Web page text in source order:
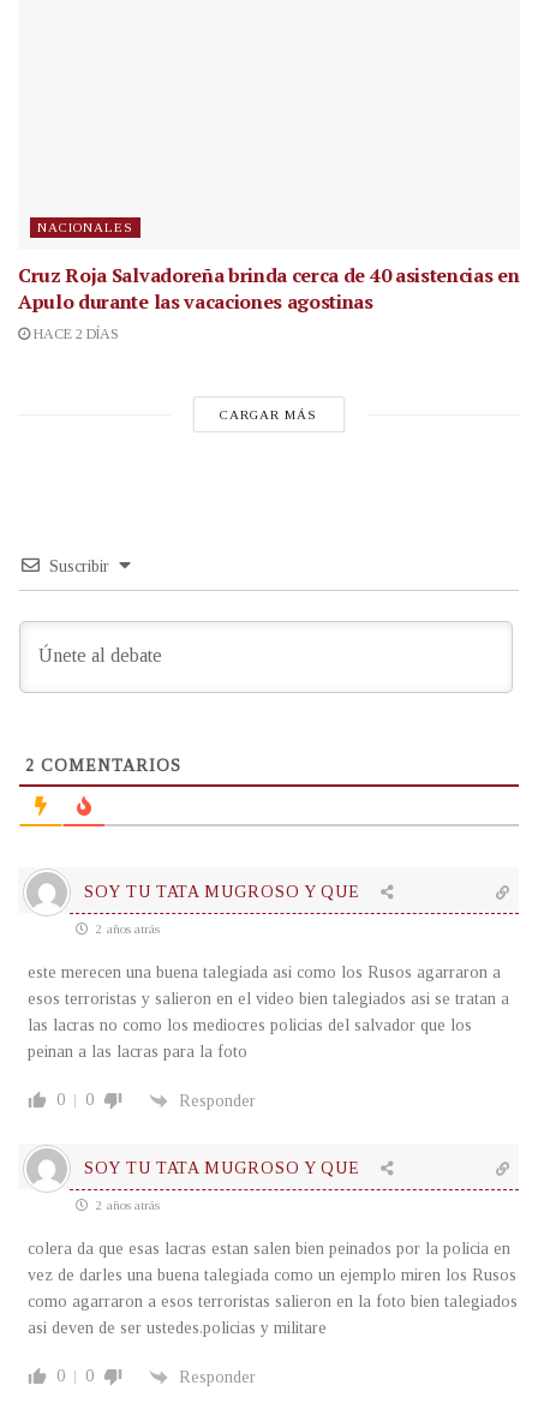
NACIONALES
Cruz Roja Salvadoreña brinda cerca de 40 asistencias en
Apulo durante las vacaciones agostinas
HACE 2 DÍAS
CARGAR MÁS
Suscribir
2 COMENTARIOS
SOY TU TATA MUGROSO Y QUE
2 años atrás
este merecen una buena talegiada asi como los Rusos agarraron a
esos terroristas y salieron en el video bien talegiados asi se tratan a
las lacras no como los mediocres policias del salvador que los
peinan a las lacras para la foto
0 0 Responder
SOY TU TATA MUGROSO Y QUE
2 años atrás
colera da que esas lacras estan salen bien peinados por la policia en
vez de darles una buena talegiada como un ejemplo miren los Rusos
como agarraron a esos terroristas salieron en la foto bien talegiados
asi deven de ser ustedes.policias y militare
0 0 Responder